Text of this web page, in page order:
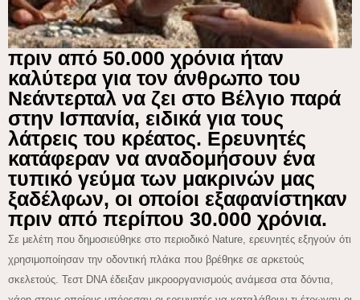
πριν από 50.000 χρόνια ήταν
καλύτερα για τον άνθρωπο του
Νεάντερταλ να ζει στο Βέλγιο παρά
στην Ισπανία, ειδικά για τους
λάτρεις του κρέατος. Ερευνητές
κατάφεραν να αναδομήσουν ένα
τυπικό γεύμα των μακρινών μας
ξαδέλφων, οι οποίοι εξαφανίστηκαν
πριν από περίπου 30.000 χρόνια.
Σε μελέτη που δημοσιεύθηκε στο περιοδικό Nature, ερευνητές εξηγούν ότι
χρησιμοποίησαν την οδοντική πλάκα που βρέθηκε σε αρκετούς
σκελετούς. Τεστ DNA έδειξαν μικροοργανισμούς ανάμεσα στα δόντια,